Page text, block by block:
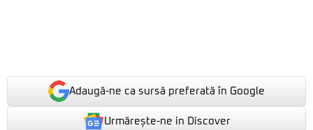
Adaugă-ne ca sursă preferată în Google
Urmărește-ne in Discover